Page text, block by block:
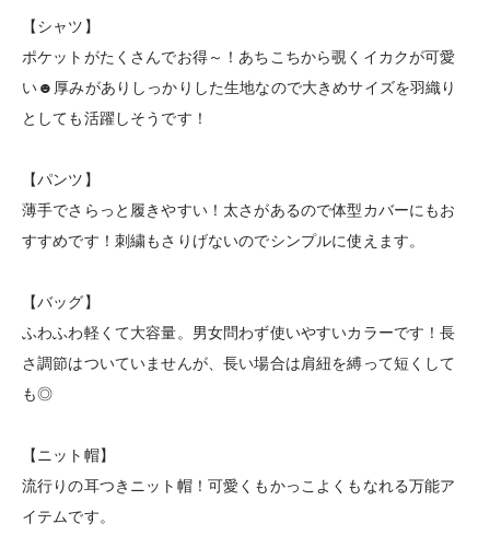
【シャツ】
ポケットがたくさんでお得～！あちこちから覗くイカクが可愛
い☻厚みがありしっかりした生地なので大きめサイズを羽織り
としても活躍しそうです！
【パンツ】
薄手でさらっと履きやすい！太さがあるので体型カバーにもお
すすめです！刺繍もさりげないのでシンプルに使えます。
【バッグ】
ふわふわ軽くて大容量。男女問わず使いやすいカラーです！長
さ調節はついていませんが、長い場合は肩紐を縛って短くして
も◎
【ニット帽】
流行りの耳つきニット帽！可愛くもかっこよくもなれる万能ア
イテムです。